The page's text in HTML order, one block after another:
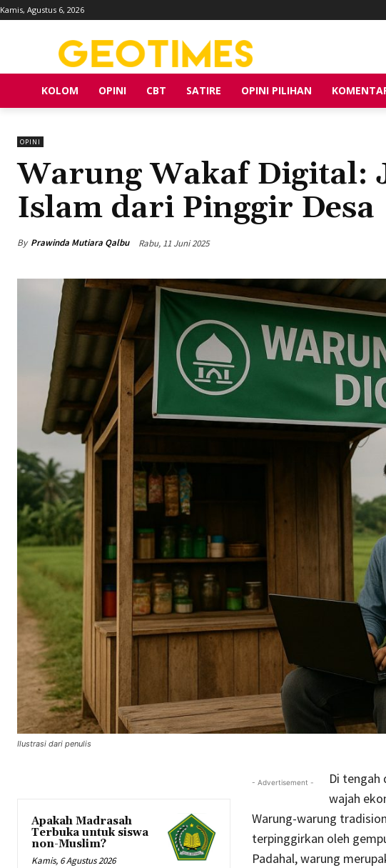
Kamis, Agustus 6, 2026
KOLOM OPINI CBT SATIRE OPINI PILIHAN
OPINI
Warung Wakaf Digital:
Islam dari Pinggir Desa
By Prawinda Mutiara Qalbu Rabu, 11 Juni 2025
Ilustrasi dari penulis
Apakah Madrasah
Terbuka untuk siswa
non-Muslim?
Kamis, 6 Agustus 2026
- Advertisement -
Di tengah
wajah
Warung-warung
terpinggirkan oleh
Padahal, warung